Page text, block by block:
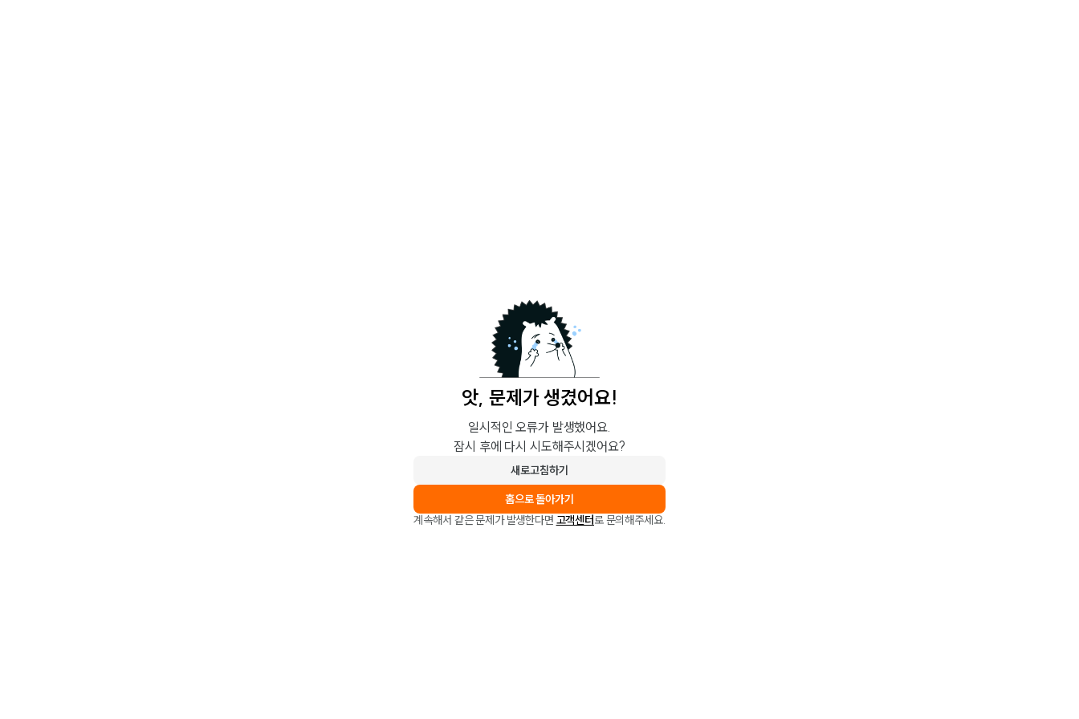
앗, 문제가 생겼어요!
일시적인 오류가 발생했어요.
잠시 후에 다시 시도해주시겠어요?
새로고침하기
홈으로 돌아가기
계속해서 같은 문제가 발생한다면 고객센터로 문의해주세요.